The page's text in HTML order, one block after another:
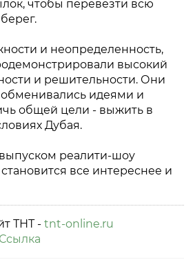
чтобы перевезти всю
и неопределенность,
высокий
и решительности. Они
обменивались идеями и
общей цели - выжить в
Дубая.
реалити-шоу
все интереснее и
ТНТ - tnt-online.ru
Ссылка